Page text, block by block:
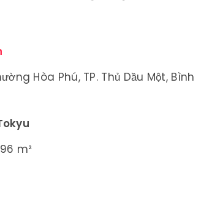
Hòa Phú, TP. Thủ Dầu Một, Bình
m²